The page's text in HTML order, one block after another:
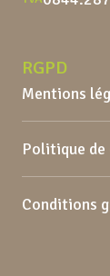
RGPD
Mentions
Politique de
Conditions